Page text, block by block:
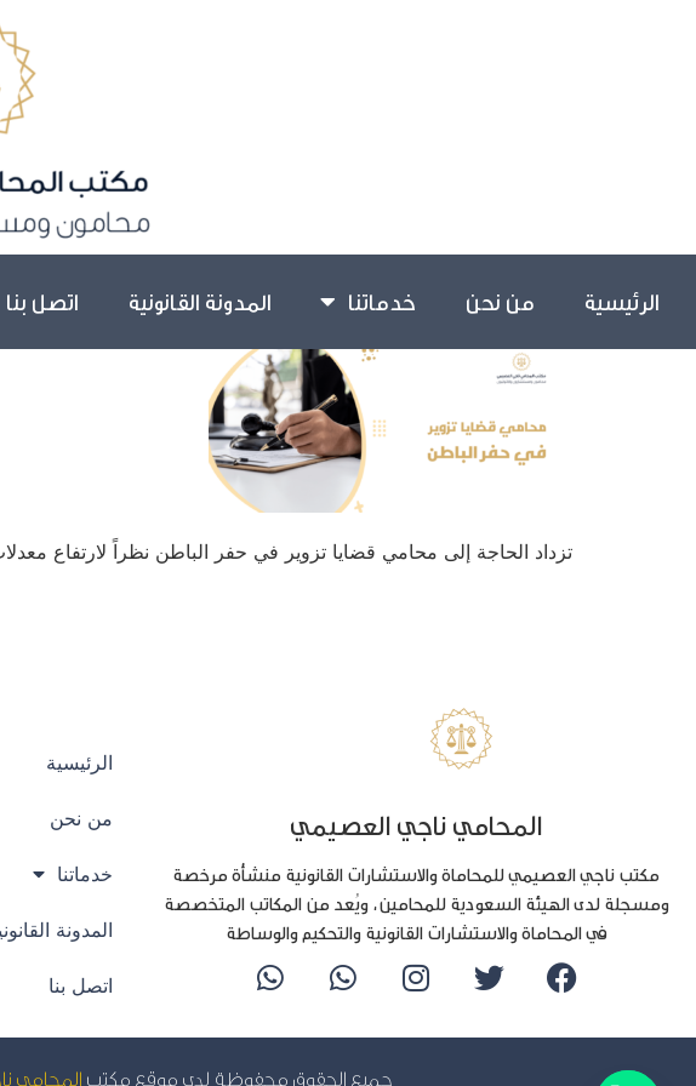
الرئيسية من نحن خدماتنا المدونة القانونية اتصل بنا
تزداد الحاجة إلى محامي قضايا تزوير في حفر الباطن نظراً لارتفاع
المحامي ناجي العصيمي
مكتب ناجي العصيمي للمحاماة والاستشارات القانونية منشأة مرخصة
ومسجلة لدى الهيئة السعودية للمحامين، ويُعد من المكاتب المتخصصة
في المحاماة والاستشارات القانونية والتحكيم والوساطة
الرئيسية
من نحن
خدماتنا
المدونة
اتصل بنا
جميع الحقوق محفوظة لدى موقع مكتب المحامي